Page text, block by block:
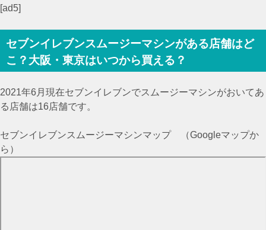
[ad5]
セブンイレブンスムージーマシンがある店舗はど
こ？大阪・東京はいつから買える？
2021年6月現在セブンイレブンでスムージーマシンがおいてあ
る店舗は16店舗です。
セブンイレブンスムージーマシンマップ （Googleマップか
ら）